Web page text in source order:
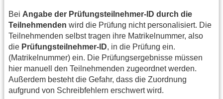
Bei Angabe der Prüfungsteilnehmer-lD durch die
Teilnehmenden wird die Prüfung nicht personalisiert. Die
Teilnehmenden selbst tragen ihre Matrikelnummer, also
die Prüfungsteilnehmer-lD, in die Prüfung ein.
(Matrikelnummer) ein. Die Prüfungsergebnisse müssen
hier manuell den Teilnehmenden zugeordnet werden.
Außerdem besteht die Gefahr, dass die Zuordnung
aufgrund von Schreibfehlern erschwert wird.